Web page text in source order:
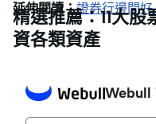
延伸閱讀：證券行邊間
精選推薦：11大
資各類資產
Webull